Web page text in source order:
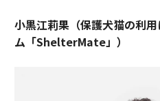
小黒江莉果（保護犬猫の利
ム「ShelterMate」）